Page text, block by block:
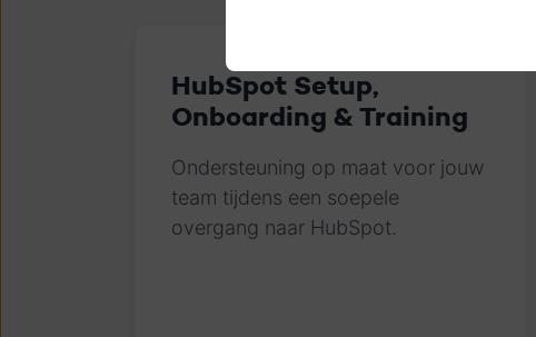
HubSpot Setup,
Onboarding & Training
Ondersteuning op maat voor jouw
team tijdens een soepele
overgang naar HubSpot.